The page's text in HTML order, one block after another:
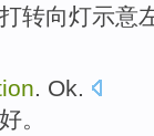
转向灯示意
. Ok.
好。